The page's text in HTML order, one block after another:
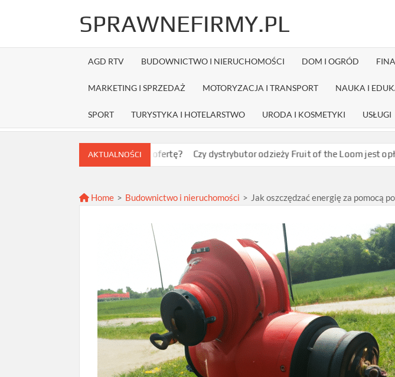
SPRAWNEFIRMY.PL
AGD RTV BUDOWNICTWO I NIERUCHOMOŚCI DOM I OGRÓD
MARKETING I SPRZEDAŻ MOTORYZACJA I TRANSPORT NAUKA I
SPORT TURYSTYKA I HOTELARSTWO URODA I KOSMETYKI USŁUGI
AKTUALNOŚCI
– jak wybrać najlepszą ofertę? Czy dystrybutor odzieży Fruit of the Loom jest opłacalny
Home > Budownictwo i nieruchomości > Jak oszczędzać energię za pomocą